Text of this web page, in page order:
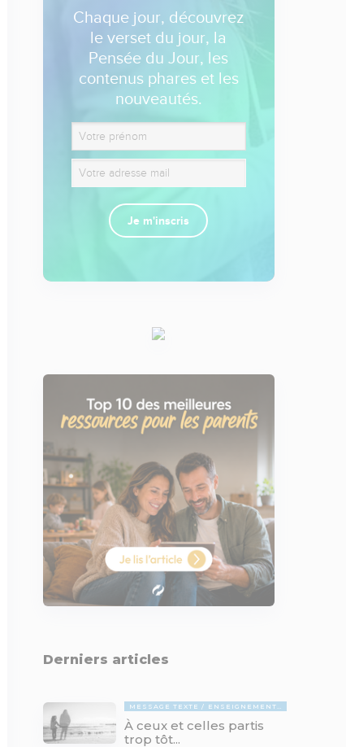
Chaque jour, découvrez
le verset du jour, la
Pensée du Jour, les
contenus phares et les
nouveautés.
Je m'inscris
Derniers articles
MESSAGE TEXTE ENSEIGNEMENTS BIBLIQUES
À ceux et celles partis
trop tôt...